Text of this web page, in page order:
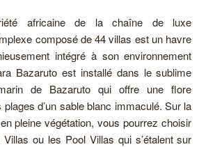
africaine de la chaîne de luxe
composé de 44 villas est un havre
intégré à son environnement
Bazaruto est installé dans le sublime
de Bazaruto qui offre une flore
plages d’un sable blanc immaculé. Sur la
pleine végétation, vous pourrez choisir
ou les Pool Villas qui s’étalent sur